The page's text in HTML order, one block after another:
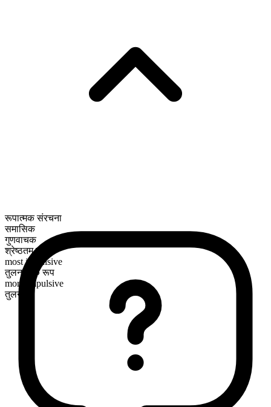
रूपात्मक संरचना
समासिक
गुणवाचक
श्रेष्ठतम रूप
most impulsive
तुलनात्मक रूप
more impulsive
तुलनीय